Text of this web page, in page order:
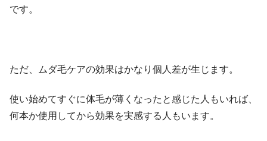
です。
ただ、ムダ毛ケアの効果はかなり個人差が生じます。
使い始めてすぐに体毛が薄くなったと感じた人もいれば、
何本か使用してから効果を実感する人もいます。